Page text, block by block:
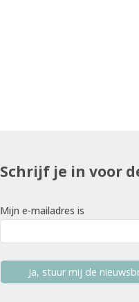
Schrijf je in voor
Mijn e-mailadres is
Ja, stuur mij de